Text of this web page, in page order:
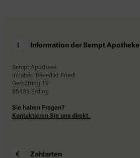
Information der Sempt Apotheke
Sempt Apotheke
Inhaber: Benedikt Friedl
Gestütring 19
85435 Erding
Sie haben Fragen?
Kontaktieren Sie uns direkt.
Zahlarten